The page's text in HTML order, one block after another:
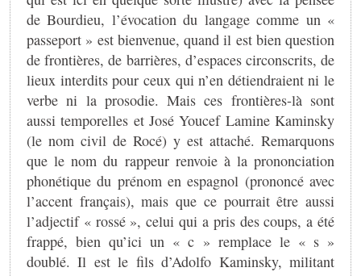
de Bourdieu, l’évocation du langage comme un «
passeport » est bienvenue, quand il est bien question
de frontières, de barrières, d’espaces circonscrits, de
lieux interdits pour ceux qui n’en détiendraient ni le
verbe ni la prosodie. Mais ces frontières-là sont
aussi temporelles et José Youcef Lamine Kaminsky
(le nom civil de Rocé) y est attaché. Remarquons
que le nom du rappeur renvoie à la prononciation
phonétique du prénom en espagnol (prononcé avec
l’accent français), mais que ce pourrait être aussi
l’adjectif « rossé », celui qui a pris des coups, a été
frappé, bien qu’ici un « c » remplace le « s »
doublé. Il est le fils d’Adolfo Kaminsky, militant